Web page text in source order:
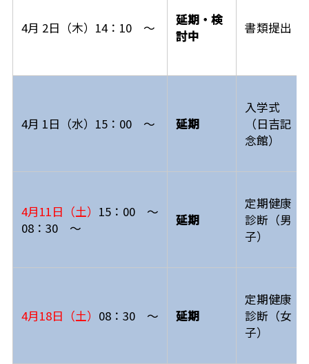
4月 2日（木）14：10 ～
延期・検
討中
書類提出
4月 1日（水）15：00 ～ 延期
入学式
（日吉記
念館）
4月11日（土） 15：00 ～
08：30 ～
延期
定期健康
診断（男
子）
4月18日（土） 08：30 ～ 延期
定期健康
診断（女
子）